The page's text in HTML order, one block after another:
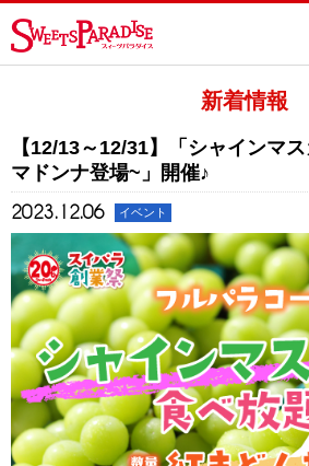
新着情報
【12/13～12/31】「シャインマ
マドンナ登場~」開催♪
2023.12.06 イベント